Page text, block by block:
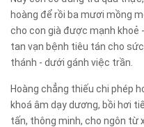
hoàng để rồi ba mươi mồng
cho con già được mạnh khoẻ
tan vạn bệnh tiêu tán cho
thánh - dưới gánh việc trần.
Hoàng chẳng thiếu chi phép
khoá âm dạy dương, bồi hơi
tấn, thông minh, cho ngôn từ